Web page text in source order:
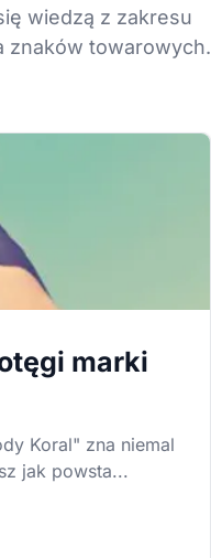
wiedzą z zakresu
znaków towarowych.
marki
Koral" zna niemal
jak powsta...